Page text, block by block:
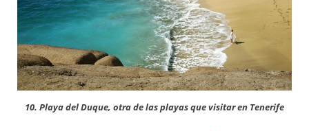
10. Playa del Duque, otra de las playas que visitar en Tenerife